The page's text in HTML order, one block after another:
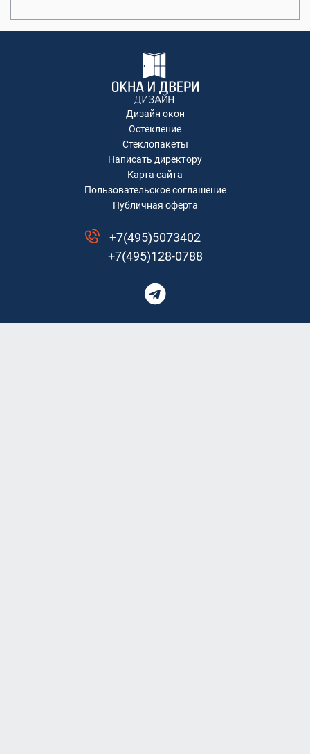
Дизайн окон
Остекление
Стеклопакеты
Написать директору
Карта сайта
Пользовательское соглашение
Публичная оферта
+7(495)5073402
+7(495)128-0788